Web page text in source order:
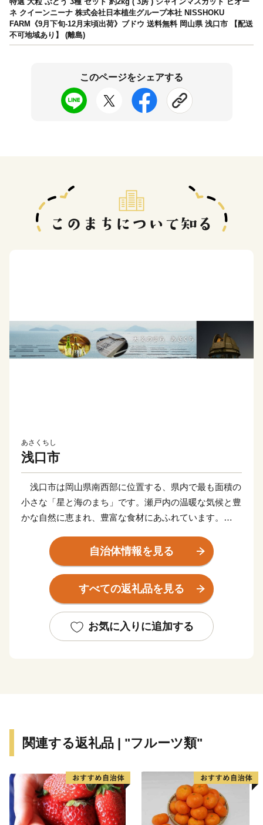
ネ クイーンニーナ 株式会社日本植生グループ本社 NISSHOKU
FARM《9月下旬-12月末頃出荷》ブドウ 送料無料 岡山県 浅口市 【配送
不可地域あり】 (離島)
このページをシェアする
あさくちし
浅口市
浅口市は岡山県南西部に位置する、県内で最も面積の
小さな「星と海のまち」です。瀬戸内の温暖な気候と豊
かな自然に恵まれ、豊富な食材にあふれています。
また、日本最大級の１８８ｃｍ反射望遠鏡を備え、半
世紀以上にわたり国内で最先端の天体研究が行われてい
る国立天文台があり、「天文のまち」としてもその名を
知られています。
ふるさと納税を通じまして、心のふるさと「浅口」の
魅力を知っていただければ幸いに存じます。
自治体情報を見る
すべての返礼品を見る
お気に入りに追加する
関連する返礼品 | "フルーツ類"